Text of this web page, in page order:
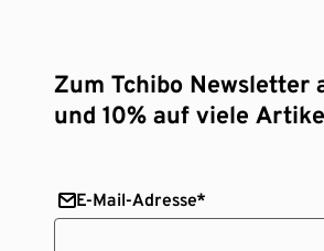
Zum Tchibo Newsletter
und 10% auf viele
E-Mail-Adresse*